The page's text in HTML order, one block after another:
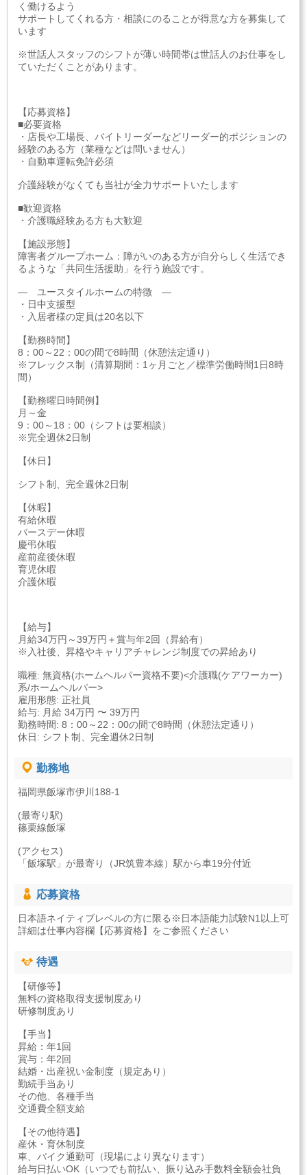
く働けるよう
サポートしてくれる方・相談にのることが得意な方を募集して
います
※世話人スタッフのシフトが薄い時間帯は世話人のお仕事をし
ていただくことがあります。
【応募資格】
■必要資格
・店長や工場長、バイトリーダーなどリーダー的ポジションの
経験のある方（業種などは問いません）
・自動車運転免許必須
介護経験がなくても当社が全力サポートいたします
■歓迎資格
・介護職経験ある方も大歓迎
【施設形態】
障害者グループホーム：障がいのある方が自分らしく生活でき
るような「共同生活援助」を行う施設です。
― ユースタイルホームの特徴 ―
・日中支援型
・入居者様の定員は20名以下
【勤務時間】
8：00～22：00の間で8時間（休憩法定通り）
※フレックス制（清算期間：1ヶ月ごと／標準労働時間1日8時
間）
【勤務曜日時間例】
月～金
9：00～18：00（シフトは要相談）
※完全週休2日制
【休日】
シフト制、完全週休2日制
【休暇】
有給休暇
バースデー休暇
慶弔休暇
産前産後休暇
育児休暇
介護休暇
【給与】
月給34万円～39万円＋賞与年2回（昇給有）
※入社後、昇格やキャリアチャレンジ制度での昇給あり
職種: 無資格(ホームヘルパー資格不要)<介護職(ケアワーカー)
系/ホームヘルパー>
雇用形態: 正社員
給与: 月給 34万円 〜 39万円
勤務時間: 8：00～22：00の間で8時間（休憩法定通り）
休日: シフト制、完全週休2日制
勤務地
福岡県飯塚市伊川188-1
(最寄り駅)
篠栗線飯塚
(アクセス)
「飯塚駅」が最寄り（JR筑豊本線）駅から車19分付近
応募資格
日本語ネイティブレベルの方に限る※日本語能力試験N1以上可
詳細は仕事内容欄【応募資格】をご参照ください
待遇
【研修等】
無料の資格取得支援制度あり
研修制度あり
【手当】
昇給：年1回
賞与：年2回
結婚・出産祝い金制度（規定あり）
勤続手当あり
その他、各種手当
交通費全額支給
【その他待遇】
産休・育休制度
車、バイク通勤可（現場により異なります）
給与日払いOK（いつでも前払い、振り込み手数料全額会社負